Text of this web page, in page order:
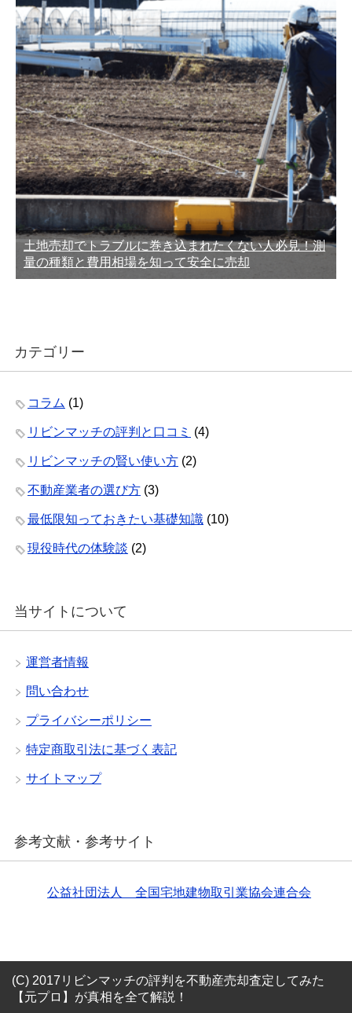
土地売却でトラブルに巻き込まれたくない人必見！測
量の種類と費用相場を知って安全に売却
カテゴリー
コラム (1)
リビンマッチの評判と口コミ (4)
リビンマッチの賢い使い方 (2)
不動産業者の選び方 (3)
最低限知っておきたい基礎知識 (10)
現役時代の体験談 (2)
当サイトについて
運営者情報
問い合わせ
プライバシーポリシー
特定商取引法に基づく表記
サイトマップ
参考文献・参考サイト
公益社団法人 全国宅地建物取引業協会連合会
(C) 2017リビンマッチの評判を不動産売却査定してみた
【元プロ】が真相を全て解説！